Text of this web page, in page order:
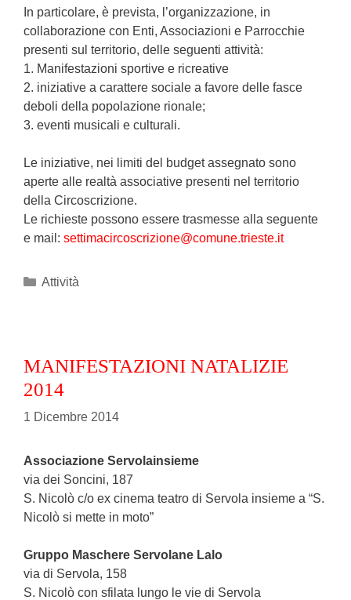
In particolare, è prevista, l’organizzazione, in
collaborazione con Enti, Associazioni e Parrocchie
presenti sul territorio, delle seguenti attività:
1. Manifestazioni sportive e ricreative
2. iniziative a carattere sociale a favore delle fasce
deboli della popolazione rionale;
3. eventi musicali e culturali.
Le iniziative, nei limiti del budget assegnato sono
aperte alle realtà associative presenti nel territorio
della Circoscrizione.
Le richieste possono essere trasmesse alla seguente
e mail: settimacircoscrizione@comune.trieste.it
Categories
Attività
MANIFESTAZIONI NATALIZIE
2014
1 Dicembre 2014
Associazione Servolainsieme
via dei Soncini, 187
S. Nicolò c/o ex cinema teatro di Servola insieme a “S.
Nicolò si mette in moto”
Gruppo Maschere Servolane Lalo
via di Servola, 158
S. Nicolò con sfilata lungo le vie di Servola